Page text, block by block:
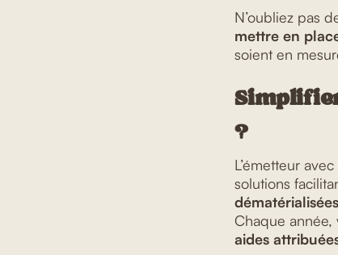
N’oubliez pas
mettre en
soient en
Simplifier
?
L’émetteur
solutions
dématérialisées
Chaque
aides